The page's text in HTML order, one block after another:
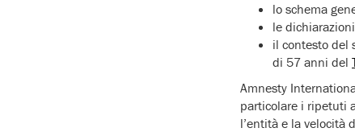
lo schema
le
il contesto del
di 57 anni del
Amnesty
particolare i ripetuti
l’entità e la velocità